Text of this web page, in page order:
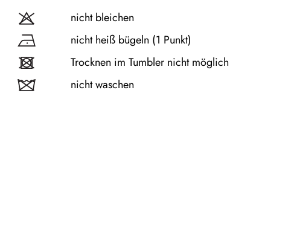
nicht bleichen
nicht heiß bügeln (1 Punkt)
Trocknen im Tumbler nicht möglich
nicht waschen